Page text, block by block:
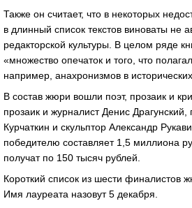
Также он считает, что в некоторых
в длинный список текстов виноваты не
редакторской культуры. В целом ряде
«множество опечаток и того, что
например, анахронизмов в
В состав жюри вошли поэт, прозаик и
прозаик и журналист Денис Драгунский,
Курчаткин и скульптор Александр
победителю составляет 1,5 миллиона
получат по 150 тысяч рублей.
Короткий список из шести финалистов
Имя лауреата назовут 5 декабря.